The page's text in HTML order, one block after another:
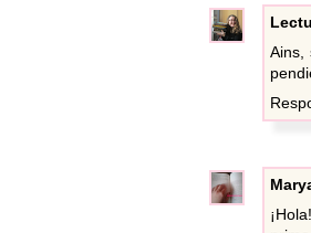
Ains,